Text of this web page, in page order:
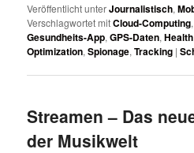
Veröffentlicht unterJournalistisch,
Verschlagwortet mitCloud-Computing,
Gesundheits-App,GPS-Daten,Health
Optimization,Spionage,Tracking |
Streamen – Das
der Musikwelt